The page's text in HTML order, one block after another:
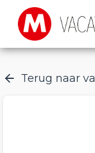
Terug naar